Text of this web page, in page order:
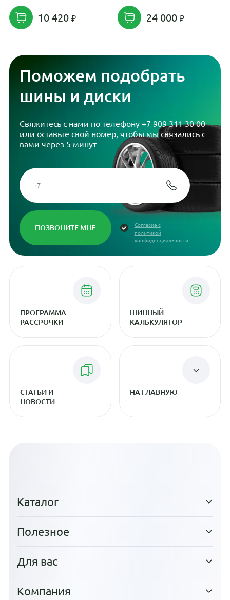
10 420 24 000
Поможем подобрать
шины и диски
Свяжитесь с нами по телефону +7 909 311 30 00
или оставьте свой номер, чтобы мы связались с
вами через 5 минут
Согласие с
политикой
конфиденциальности
ПРОГРАММА
РАССРОЧКИ
ШИННЫЙ
КАЛЬКУЛЯТОР
СТАТЬИ И
НОВОСТИ
НА ГЛАВНУЮ
Каталог
Полезное
Для вас
Компания